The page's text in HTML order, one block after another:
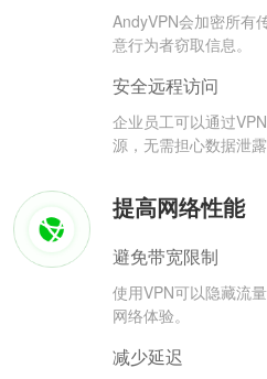
AndyVPN会加密所有
意行为者窃取信息。
安全远程访问
企业员工可以通过
源，无需担心数据泄露
提高网络性能
避免带宽限制
使用VPN可以隐藏流
网络体验。
减少延迟